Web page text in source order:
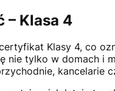
– Klasa 4
Klasy 4, co
nie tylko w domach i
kancelarie